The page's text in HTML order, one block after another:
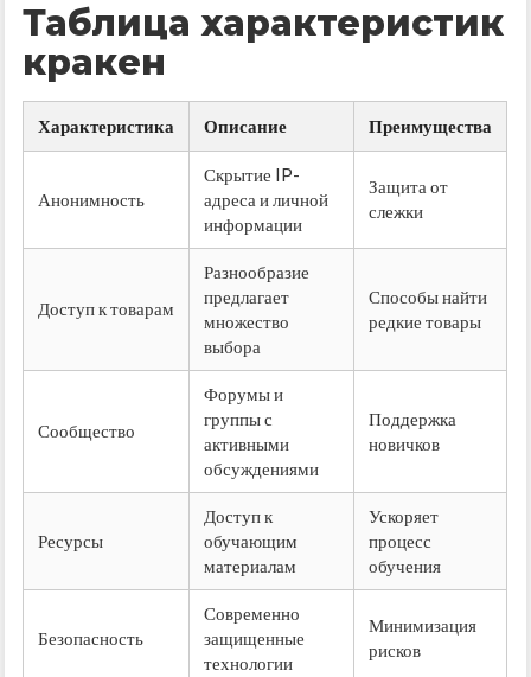
Таблица характеристик
кракен
Характеристика Описание Преимущества
Анонимность
Скрытие IP-
адреса и личной
информации
Защита от
слежки
Доступ к товарам
Разнообразие
предлагает
множество
выбора
Способы найти
редкие товары
Сообщество
Форумы и
группы с
активными
обсуждениями
Поддержка
новичков
Ресурсы
Доступ к
обучающим
материалам
Ускоряет
процесс
обучения
Безопасность
Современно
защищенные
технологии
Минимизация
рисков